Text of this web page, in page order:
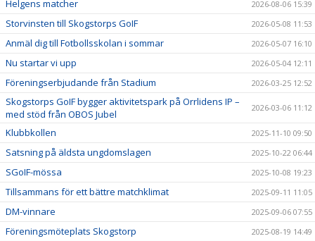
ORDFÖRANDE HAR BOLLEN
Helgens matcher 2026-08-06 15:39
Storvinsten till Skogstorps GoIF 2026-05-08 11:53
Anmäl dig till Fotbollsskolan i sommar 2026-05-07 16:10
Nu startar vi upp 2026-05-04 12:11
Föreningserbjudande från Stadium 2026-03-25 12:52
Skogstorps GoIF bygger aktivitetspark på Orrlidens IP –
med stöd från OBOS Jubel
2026-03-06 11:12
Klubbkollen 2025-11-10 09:50
Satsning på äldsta ungdomslagen 2025-10-22 06:44
SGoIF-mössa 2025-10-08 19:23
Tillsammans för ett bättre matchklimat 2025-09-11 11:05
DM-vinnare 2025-09-06 07:55
Föreningsmöteplats Skogstorp 2025-08-19 14:49